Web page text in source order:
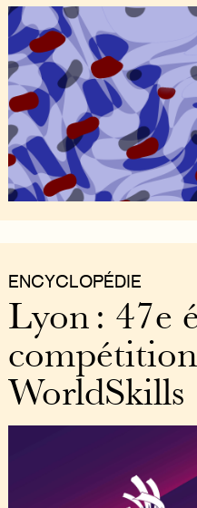
ENCYCLOPÉDIE
Lyon : 47e
WorldSkills